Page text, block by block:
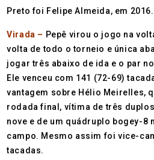
Preto foi Felipe Almeida, em 2016.
Virada – Pepê virou o jogo na
volta de todo o torneio e única
jogar três abaixo de ida e o par
Ele venceu com 141 (72-69)
vantagem sobre Hélio Meirelles,
rodada final, vítima de três
nove e de um quádruplo bogey-8
campo. Mesmo assim foi vice-
tacadas.